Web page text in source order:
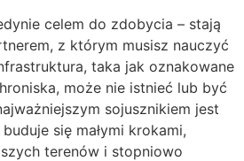
celem do zdobycia – stają
z którym musisz nauczyć
taka jak oznakowane
może nie istnieć lub być
sojusznikiem jest
się małymi krokami,
terenów i stopniowo